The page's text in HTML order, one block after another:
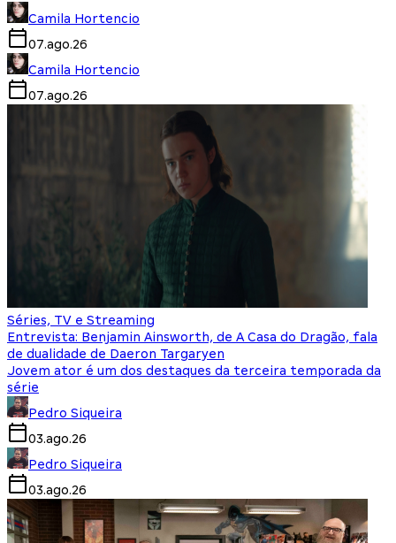
Camila Hortencio
07.ago.26
Camila Hortencio
07.ago.26
Séries, TV e Streaming
Entrevista: Benjamin Ainsworth, de A Casa do Dragão, fala
de dualidade de Daeron Targaryen
Jovem ator é um dos destaques da terceira temporada da
série
Pedro Siqueira
03.ago.26
Pedro Siqueira
03.ago.26